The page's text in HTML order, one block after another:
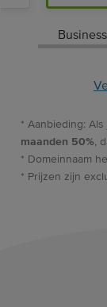
Business
* Aanbieding:
maanden 50%,
* Domeinnaam
* Prijzen zijn